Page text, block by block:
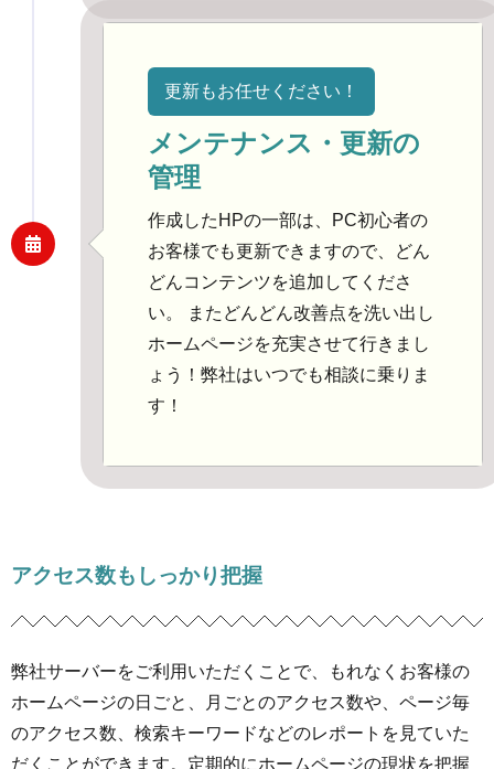
更新もお任せください！
メンテナンス・更新の
管理
作成したHPの一部は、PC初心者の
お客様でも更新できますので、どん
どんコンテンツを追加してくださ
い。 またどんどん改善点を洗い出し
ホームページを充実させて行きまし
ょう！弊社はいつでも相談に乗りま
す！
アクセス数もしっかり把握
弊社サーバーをご利用いただくことで、もれなくお客様の
ホームページの日ごと、月ごとのアクセス数や、ページ毎
のアクセス数、検索キーワードなどのレポートを見ていた
だくことができます。定期的にホームページの現状を把握